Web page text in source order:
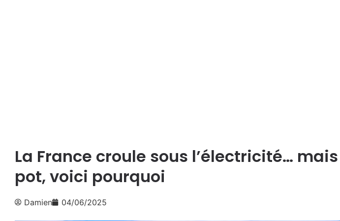
La France croule sous l’électricité…
pot, voici pourquoi
Damien 04/06/2025